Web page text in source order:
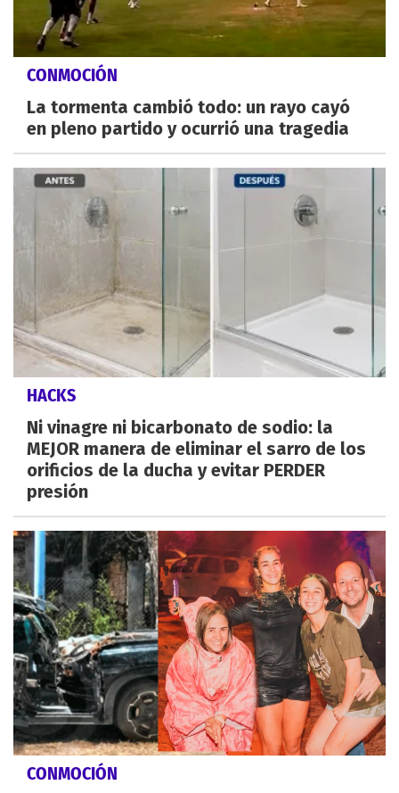
CONMOCIÓN
La tormenta cambió todo: un rayo cayó
en pleno partido y ocurrió una tragedia
HACKS
Ni vinagre ni bicarbonato de sodio: la
MEJOR manera de eliminar el sarro de los
orificios de la ducha y evitar PERDER
presión
CONMOCIÓN